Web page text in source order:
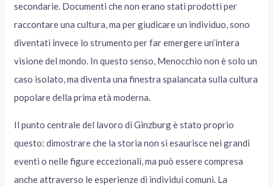
secondarie. Documenti che non erano stati prodotti per
raccontare una cultura, ma per giudicare un individuo, sono
diventati invece lo strumento per far emergere un’intera
visione del mondo. In questo senso, Menocchio non è solo un
caso isolato, ma diventa una finestra spalancata sulla cultura
popolare della prima età moderna.
Il punto centrale del lavoro di Ginzburg è stato proprio
questo: dimostrare che la storia non si esaurisce nei grandi
eventi o nelle figure eccezionali, ma può essere compresa
anche attraverso le esperienze di individui comuni. La